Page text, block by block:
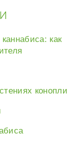
как
конопли